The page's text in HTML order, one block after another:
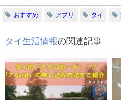
おすすめ アプリ タイ
タイ生活情報の関連記事